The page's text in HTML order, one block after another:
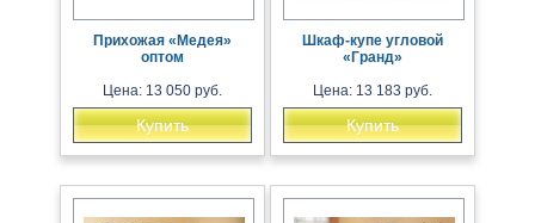
Прихожая «Медея»
оптом
Цена: 13 050 руб.
Купить
Шкаф-купе угловой
«Гранд»
Цена: 13 183 руб.
Купить